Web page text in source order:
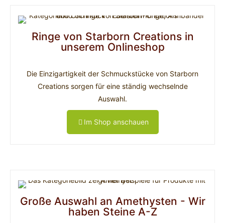
Ringe von Starborn Creations in
unserem Onlineshop
Die Einzigartigkeit der Schmuckstücke von Starborn
Creations sorgen für eine ständig wechselnde
Auswahl.
Im Shop anschauen
Große Auswahl an Amethysten - Wir
haben Steine A-Z